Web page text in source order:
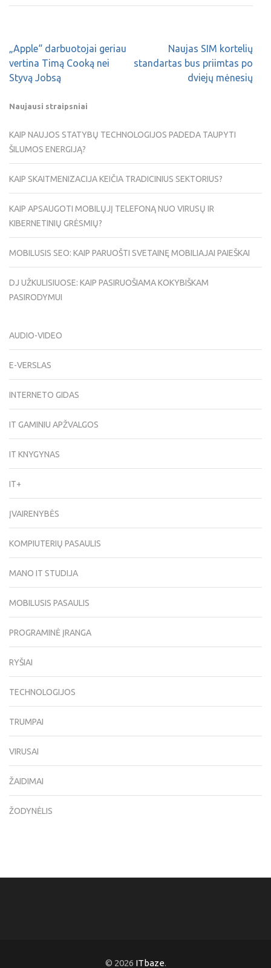
„Apple“ darbuotojai geriau
vertina Timą Cooką nei
Styvą Jobsą
Naujas SIM kortelių
standartas bus priimtas po
dviejų mėnesių
Naujausi straipsniai
KAIP NAUJOS STATYBŲ TECHNOLOGIJOS PADEDA TAUPYTI
ŠILUMOS ENERGIJĄ?
KAIP SKAITMENIZACIJA KEIČIA TRADICINIUS SEKTORIUS?
KAIP APSAUGOTI MOBILŲJĮ TELEFONĄ NUO VIRUSŲ IR
KIBERNETINIŲ GRĖSMIŲ?
MOBILUSIS SEO: KAIP PARUOŠTI SVETAINĘ MOBILIAJAI PAIEŠKAI
DJ UŽKULISIUOSE: KAIP PASIRUOŠIAMA KOKYBIŠKAM
PASIRODYMUI
AUDIO-VIDEO
E-VERSLAS
INTERNETO GIDAS
IT GAMINIU APŽVALGOS
IT KNYGYNAS
IT+
ĮVAIRENYBĖS
KOMPIUTERIŲ PASAULIS
MANO IT STUDIJA
MOBILUSIS PASAULIS
PROGRAMINĖ ĮRANGA
RYŠIAI
TECHNOLOGIJOS
TRUMPAI
VIRUSAI
ŽAIDIMAI
ŽODYNĖLIS
© 2026 ITbaze.